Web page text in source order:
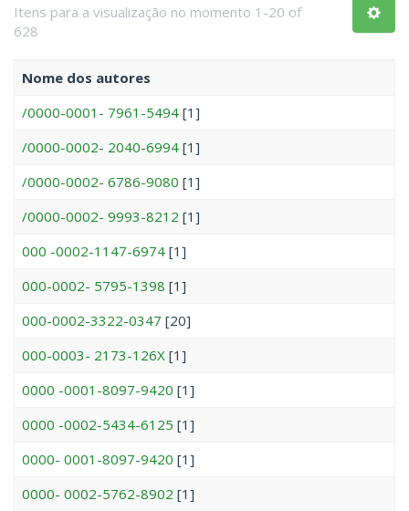
Itens para a visualização no momento 1-20 of
628
Nome dos autores
/0000-0001- 7961-5494 [1]
/0000-0002- 2040-6994 [1]
/0000-0002- 6786-9080 [1]
/0000-0002- 9993-8212 [1]
000 -0002-1147-6974 [1]
000-0002- 5795-1398 [1]
000-0002-3322-0347 [20]
000-0003- 2173-126X [1]
0000 -0001-8097-9420 [1]
0000 -0002-5434-6125 [1]
0000- 0001-8097-9420 [1]
0000- 0002-5762-8902 [1]